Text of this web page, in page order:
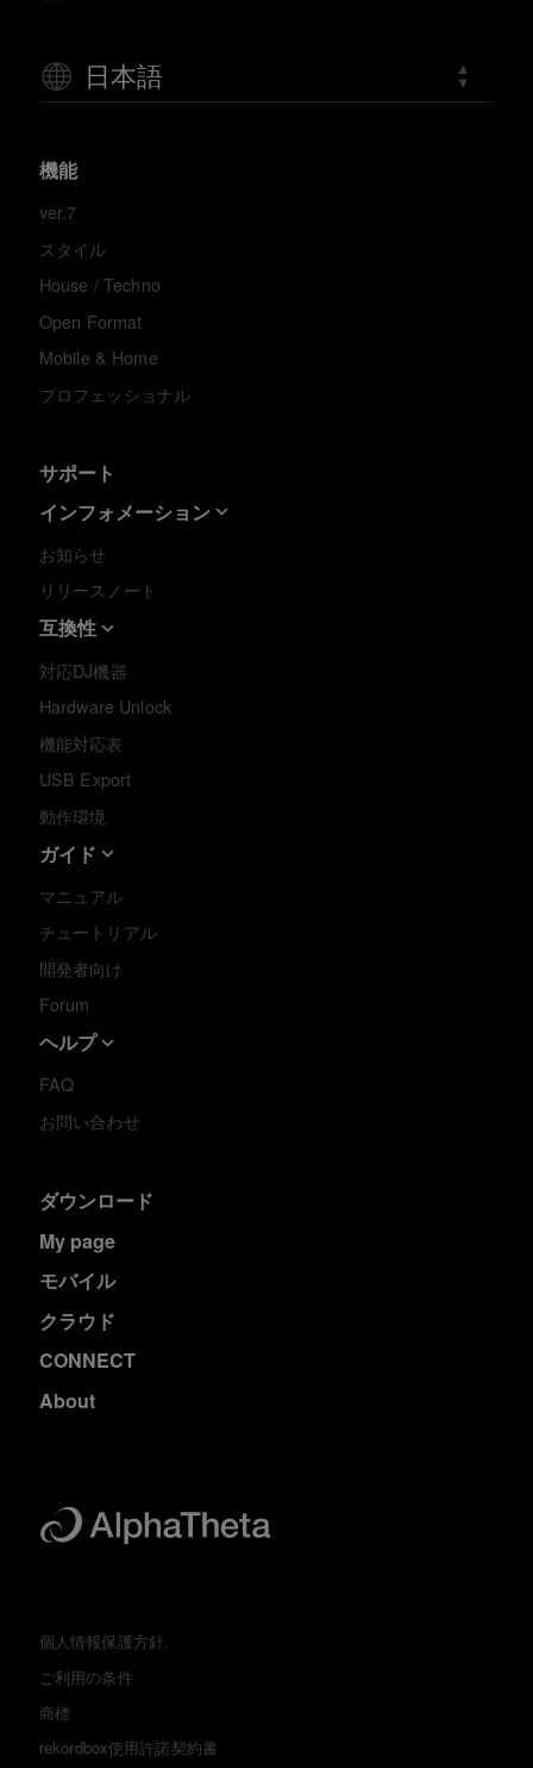
日本語
機能
ver.7
スタイル
House / Techno
Open Format
Mobile & Home
プロフェッショナル
サポート
インフォメーション
お知らせ
リリースノート
互換性
対応DJ機器
Hardware Unlock
機能対応表
USB Export
動作環境
ガイド
マニュアル
チュートリアル
開発者向け
Forum
ヘルプ
FAQ
お問い合わせ
ダウンロード
My page
モバイル
クラウド
CONNECT
About
個人情報保護方針.
ご利用の条件
商標
rekordbox使用許諾契約書